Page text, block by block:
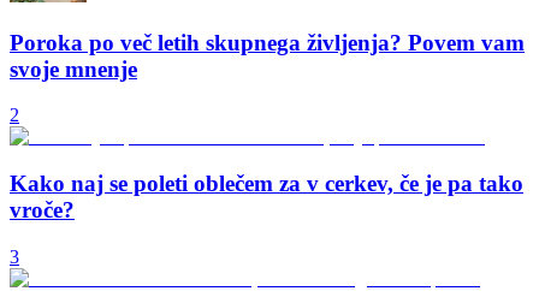
Poroka po več letih skupnega življenja? Povem vam
svoje mnenje
2
Kako naj se poleti oblečem za v cerkev, če je pa tako
vroče?
3